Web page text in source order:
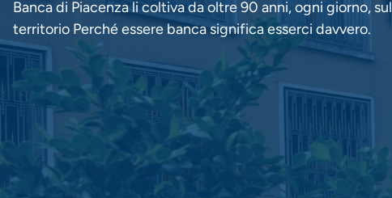
Banca di Piacenza li coltiva da oltre 90 anni, ogni giorno, sul
territorio Perché essere banca significa esserci davvero.